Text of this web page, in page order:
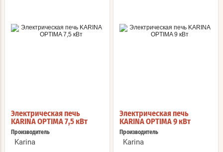
Электрическая печь
KARINA OPTIMA 7,5 кВт
Производитель
Karina
Электрическая печь
KARINA OPTIMA 9 кВт
Производитель
Karina